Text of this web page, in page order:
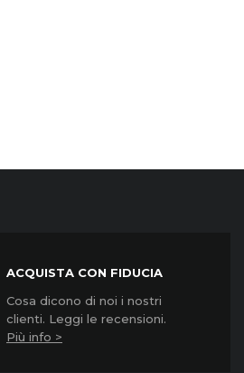
ACQUISTA CON FIDUCIA
Cosa dicono di noi i nostri
clienti. Leggi le recensioni.
Più info >